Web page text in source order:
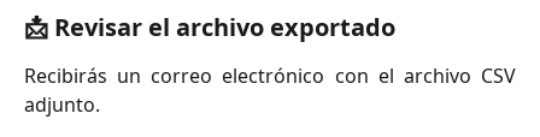
📩 Revisar el archivo exportado
Recibirás un correo electrónico con el archivo CSV
adjunto.